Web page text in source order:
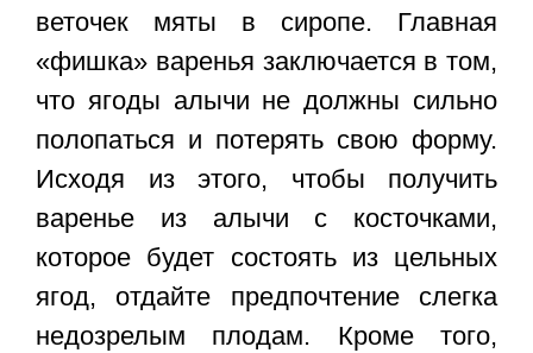
веточек мяты в сиропе. Главная
«фишка» варенья заключается в том,
что ягоды алычи не должны сильно
полопаться и потерять свою форму.
Исходя из этого, чтобы получить
варенье из алычи с косточками,
которое будет состоять из цельных
ягод, отдайте предпочтение слегка
недозрелым плодам. Кроме того,